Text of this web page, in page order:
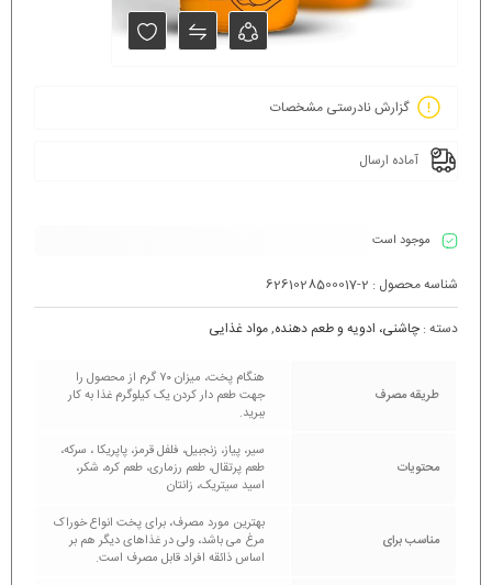
گزارش نادرستی مشخصات
آماده ارسال
موجود است
شناسه محصول : 6261028500017-2
دسته : چاشنی، ادویه و طعم دهنده,مواد غذایی
طریقه مصرف
هنگام پخت، میزان ۷۰ گرم از محصول را
جهت طعم دار کردن یک کیلوگرم غذا به کار
ببرید.
محتویات
سیر، پیاز، زنجبیل، فلفل قرمز، پاپریکا ، سرکه،
طعم پرتقال، طعم رزماری، طعم کره، شکر،
اسید سیتریک، زانتان
مناسب برای
بهترین مورد مصرف، برای پخت انواع خوراک
مرغ می باشد، ولی در غذاهای دیگر هم بر
اساس ذائقه افراد قابل مصرف است.